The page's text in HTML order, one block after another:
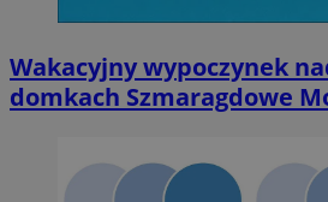
Wakacyjny wypoczynek
domkach Szmaragdowe